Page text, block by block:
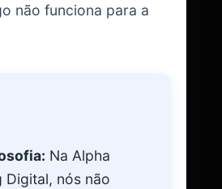
não funciona para a
Na Alpha
Digital, nós não